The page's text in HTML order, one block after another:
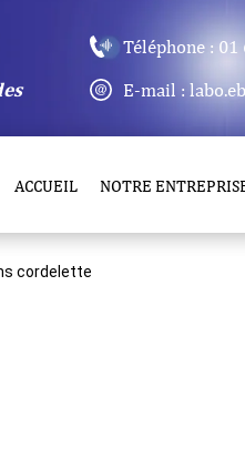
Téléphone : 01
E-mail :
ACCUEIL NOTRE
cordelette